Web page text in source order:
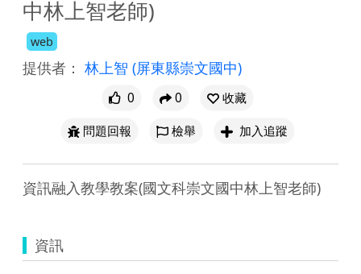
中林上智老師)
web
提供者： 林上智 (屏東縣崇文國中)
0 0
收藏
問題回報
檢舉 加入追蹤
資訊融入教學教案(國文科崇文國中林上智老師)
資訊